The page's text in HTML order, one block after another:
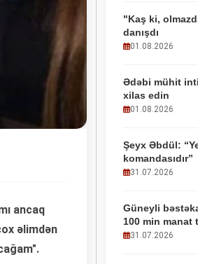
ancaq
əlimdən
"Kaş ki,
danışdı
01.08.2026
Ədəbi mühit
xilas edin
01.08.2026
Şeyx Əbdül:
komandasıdır”
31.07.2026
Güneyli
100 min manat
31.07.2026